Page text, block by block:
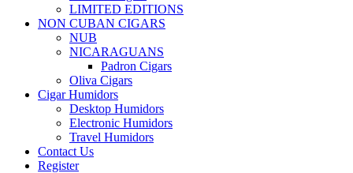
LIMITED EDITIONS
NON CUBAN CIGARS
NUB
NICARAGUANS
Padron Cigars
Oliva Cigars
Cigar Humidors
Desktop Humidors
Electronic Humidors
Travel Humidors
Contact Us
Register